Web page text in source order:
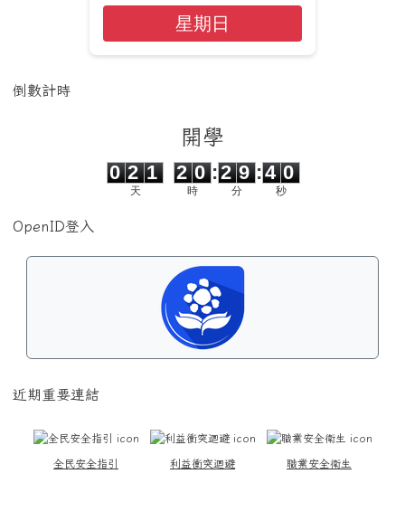
星期日
倒數計時
開學
0 2 1
天
2
2
0
0
時
:2 9
分
:
3
4
9
0
秒
OpenID登入
近期重要連結
全民安全指引 利益衝突迴避 職業安全衛生